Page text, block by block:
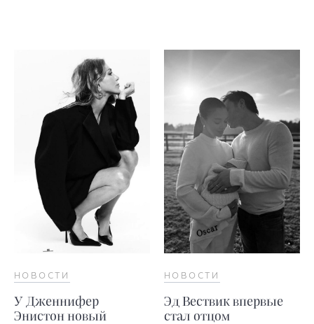
НОВОСТИ
У Дженнифер
Энистон новый
НОВОСТИ
Эд Вествик впервые
стал отцом